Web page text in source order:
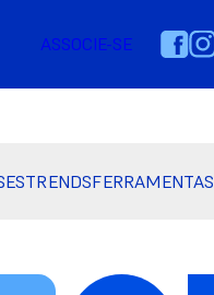
ASSOCIE-SE
TRENDSFERRAMENTAS